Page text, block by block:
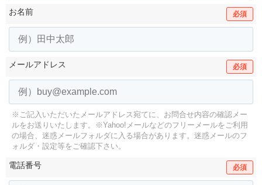
お名前 必須
メールアドレス 必須
※ご記入いただいたメールアドレス宛てに、お問合せ内容の確認メー
ルをお送りいたします。
※Yahoo!メールなどのフリーメールをご利用
の場合、迷惑メールフォルダに入る場合があります。 迷惑メールのフ
ォルダ・設定等をご確認下さい。
電話番号 必須